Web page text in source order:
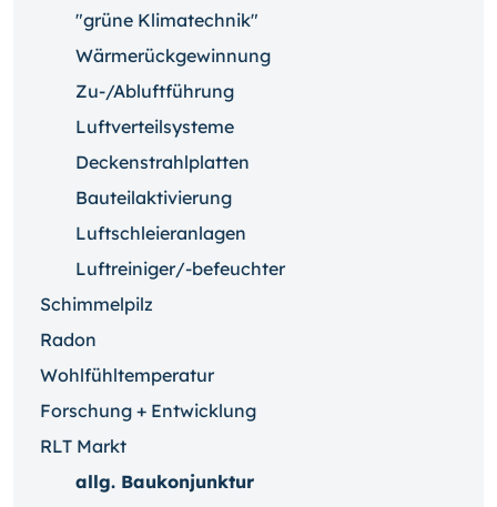
"grüne Klimatechnik"
Wärmerückgewinnung
Zu-/Abluftführung
Luftverteilsysteme
Deckenstrahlplatten
Bauteilaktivierung
Luftschleieranlagen
Luftreiniger/-befeuchter
Schimmelpilz
Radon
Wohlfühltemperatur
Forschung + Entwicklung
RLT Markt
allg. Baukonjunktur